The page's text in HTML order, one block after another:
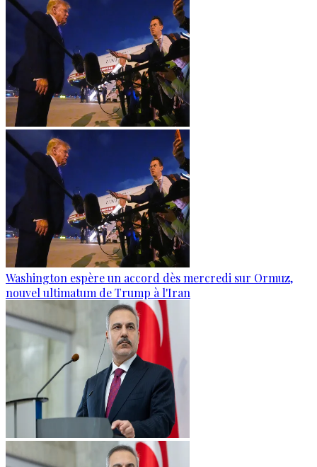
Washington espère un accord dès mercredi sur Ormuz,
nouvel ultimatum de Trump à l'Iran